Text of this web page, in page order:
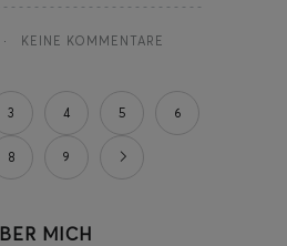
KEINE KOMMENTARE
3 4 5 6
8 9
MICH